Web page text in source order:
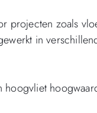
projecten zoals
in
hoogvliet